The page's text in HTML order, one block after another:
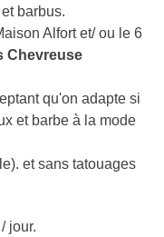
barbus.
Alfort et/ ou le 6
Chevreuse
qu'on adapte si
et barbe à la mode
et sans tatouages
jour.